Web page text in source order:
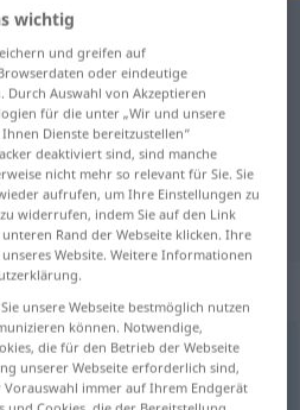
Wörterbuch
Übersetzung
wichtig
und greifen auf
oder eindeutige
Durch Auswahl von Akzeptieren
für die unter „Wir und unsere
Dienste bereitzustellen“
deaktiviert sind, sind manche
nicht mehr so relevant für Sie. Sie
aufrufen, um Ihre Einstellungen zu
widerrufen, indem Sie auf den Link
Rand der Webseite klicken. Ihre
Website. Weitere Informationen
unsere Webseite bestmöglich nutzen
können. Notwendige,
die für den Betrieb der Webseite
unserer Webseite erforderlich sind,
immer auf Ihrem Endgerät